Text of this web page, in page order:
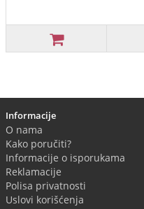
Informacije
O nama
Kako poručiti?
Informacije o isporukama
Reklamacije
Polisa privatnosti
Uslovi korišćenja